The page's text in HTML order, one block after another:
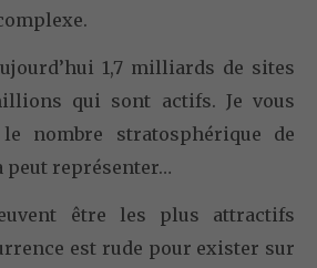
1,7 milliards de sites
qui sont actifs. Je vous
nombre stratosphérique de
peut représenter…
être les plus attractifs
est rude pour exister sur